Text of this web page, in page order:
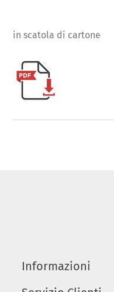
in scatola di cartone
Informazioni